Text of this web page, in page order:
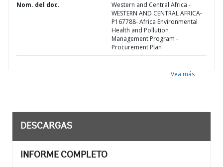
Nom. del doc.
Western and Central Africa -
WESTERN AND CENTRAL AFRICA-
P167788- Africa Environmental
Health and Pollution
Management Program -
Procurement Plan
Vea más
DESCARGAS
INFORME COMPLETO